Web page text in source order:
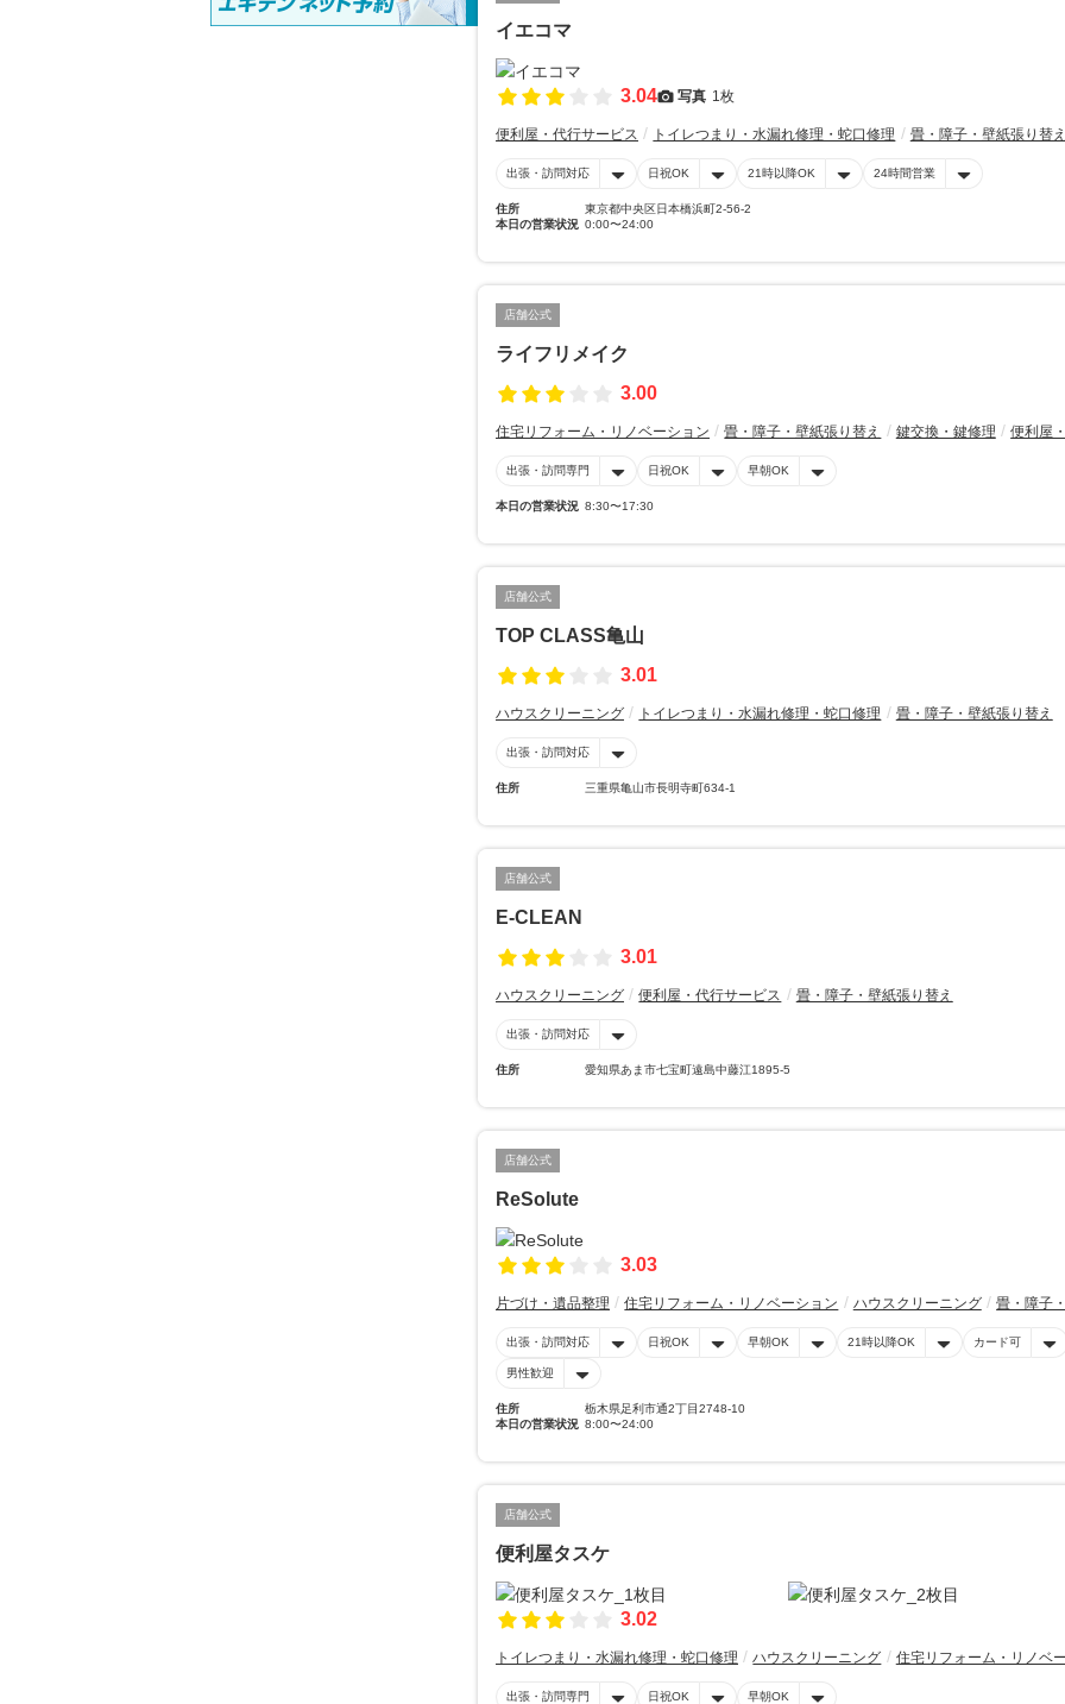
イエコマ
3.04 写真 1枚
便利屋・代行サービス トイレつまり・水漏れ修理・蛇口修理 畳・障子・壁紙張り替え
出張・訪問対応 日祝OK 21時以降OK 24時間営業
住所
東京都中央区日本橋浜町2-56-2
本日の営業状況 0:00〜24:00
店舗公式
ライフリメイク
3.00
住宅リフォーム・リノベーション 畳・障子・壁紙張り替え 鍵交換・鍵修理 便利屋
出張・訪問専門 日祝OK 早朝OK
本日の営業状況 8:30〜17:30
店舗公式
TOP CLASS亀山
3.01
ハウスクリーニング トイレつまり・水漏れ修理・蛇口修理 畳・障子・壁紙張り替え
出張・訪問対応
住所 三重県亀山市長明寺町634-1
店舗公式
E-CLEAN
3.01
ハウスクリーニング 便利屋・代行サービス 畳・障子・壁紙張り替え
出張・訪問対応
住所 愛知県あま市七宝町遠島中藤江1895-5
店舗公式
ReSolute
3.03
片づけ・遺品整理 住宅リフォーム・リノベーション ハウスクリーニング 畳・障子
出張・訪問対応 日祝OK 早朝OK 21時以降OK カード可
男性歓迎
住所
栃木県足利市通2丁目2748-10
本日の営業状況 8:00〜24:00
店舗公式
便利屋タスケ
3.02
トイレつまり・水漏れ修理・蛇口修理 ハウスクリーニング 住宅リフォーム・リノベ
出張・訪問専門 日祝OK 早朝OK